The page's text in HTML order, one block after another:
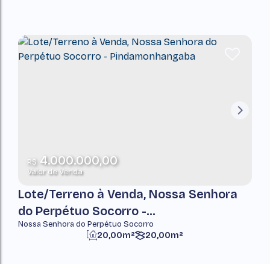
R$4.000.000,00
Valor de Venda
Lote/Terreno à Venda, Nossa Senhora
do Perpétuo Socorro -
Pindamonhangaba
Nossa Senhora do Perpétuo Socorro
20,00m² 20,00m²